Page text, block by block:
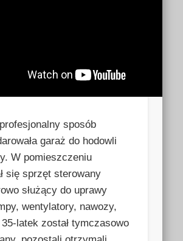
sposób
garaż do hodowli
W pomieszczeniu
się sprzęt sterowany
służący do uprawy
wentylatory, nawozy,
latek został tymczasowo